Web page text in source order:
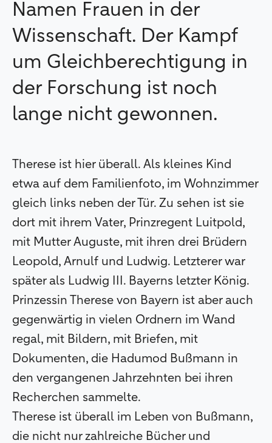
Namen Frauen in der
Wissenschaft. Der Kampf
um Gleichberechtigung in
der Forschung ist noch
lange nicht gewonnen.
Therese ist hier überall. Als kleines Kind
etwa auf dem Familienfoto, im Wohnzimmer
gleich links neben der Tür. Zu sehen ist sie
dort mit ihrem Vater, Prinzregent Luitpold,
mit Mutter Auguste, mit ihren drei Brüdern
Leopold, Arnulf und Ludwig. Letzterer war
später als Ludwig III. Bayerns letzter König.
Prinzessin Therese von Bayern ist aber auch
gegenwärtig in vielen Ordnern im Wand
regal, mit Bildern, mit Briefen, mit
Dokumenten, die Hadumod Bußmann in
den vergangenen Jahrzehnten bei ihren
Recherchen sammelte.
Therese ist überall im Leben von Bußmann,
die nicht nur zahlreiche Bücher und